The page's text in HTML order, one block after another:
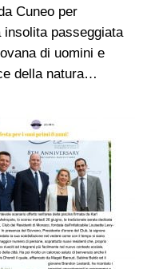
Cuneo per
passeggiata
di uomini e
della natura…